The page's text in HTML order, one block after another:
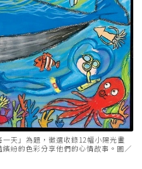
天」為題，徵選收錄12幅小陽光畫
紛的色彩分享他們的心情故事。圖／